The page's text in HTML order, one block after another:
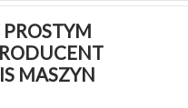
MASZYN